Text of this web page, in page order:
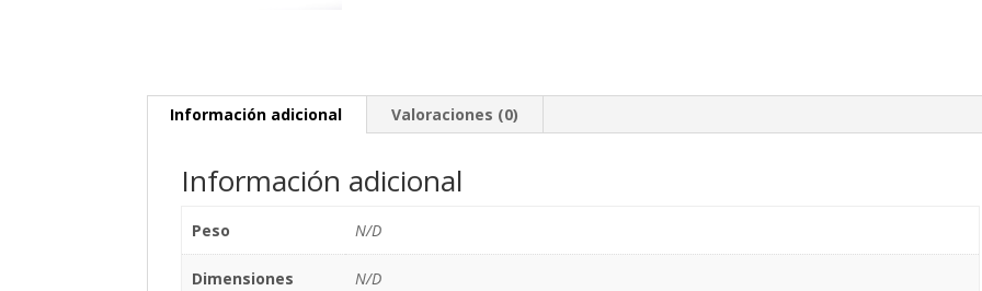
Información adicional Valoraciones (0)
Información adicional
Peso N/D
Dimensiones N/D